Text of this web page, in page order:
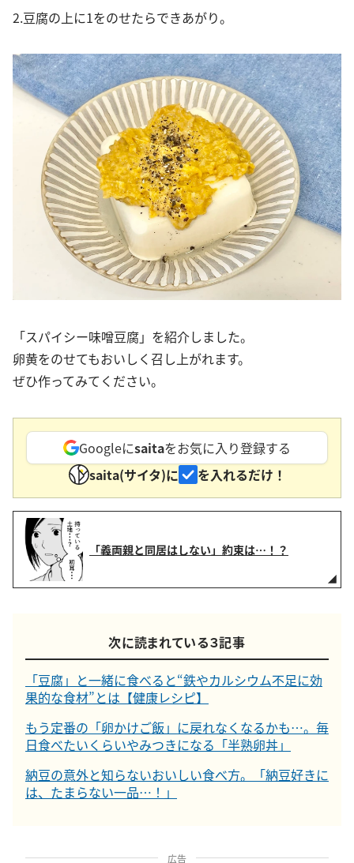
2.豆腐の上に1をのせたらできあがり。
「スパイシー味噌豆腐」を紹介しました。
卵黄をのせてもおいしく召し上がれます。
ぜひ作ってみてください。
Googleにsaitaをお気に入り登録する
saita(サイタ)に
を入れるだけ！
「義両親と同居はしない」約束は…！？
次に読まれている３記事
「豆腐」と一緒に食べると“鉄やカルシウム不足に効
果的な食材”とは【健康レシピ】
もう定番の「卵かけご飯」に戻れなくなるかも…。毎
日食べたいくらいやみつきになる「半熟卵丼」
納豆の意外と知らないおいしい食べ方。「納豆好きに
は、たまらない一品…！」
広告